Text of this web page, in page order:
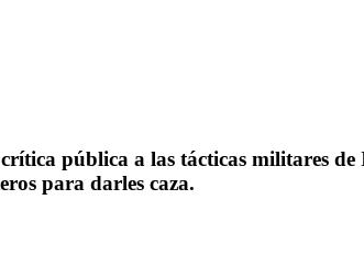
pública a las tácticas militares
para darles caza.